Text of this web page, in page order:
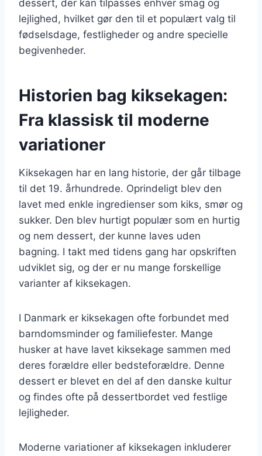
dessert, der kan tilpasses enhver smag og
lejlighed, hvilket gør den til et populært valg til
fødselsdage, festligheder og andre specielle
begivenheder.
Historien bag kiksekagen:
Fra klassisk til moderne
variationer
Kiksekagen har en lang historie, der går tilbage
til det 19. århundrede. Oprindeligt blev den
lavet med enkle ingredienser som kiks, smør og
sukker. Den blev hurtigt populær som en hurtig
og nem dessert, der kunne laves uden
bagning. I takt med tidens gang har opskriften
udviklet sig, og der er nu mange forskellige
varianter af kiksekagen.
I Danmark er kiksekagen ofte forbundet med
barndomsminder og familiefester. Mange
husker at have lavet kiksekage sammen med
deres forældre eller bedsteforældre. Denne
dessert er blevet en del af den danske kultur
og findes ofte på dessertbordet ved festlige
lejligheder.
Moderne variationer af kiksekagen inkluderer